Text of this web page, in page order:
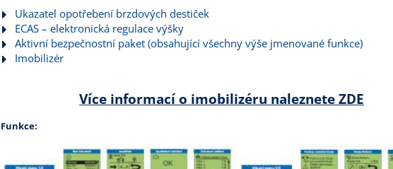
Ukazatel opotřebení brzdových destiček
ECAS – elektronická regulace výšky
Aktivní bezpečnostní paket (obsahující všechny výše jmenované funkce)
Imobilizér
Více informací o imobilizéru naleznete ZDE
Funkce: